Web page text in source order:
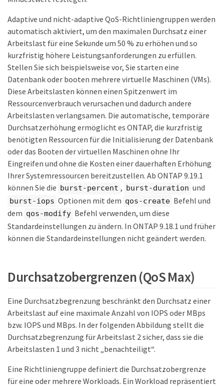
Adaptive und nicht-adaptive QoS-Richtliniengruppen werden
automatisch aktiviert, um den maximalen Durchsatz einer
Arbeitslast für eine Sekunde um 50 % zu erhöhen und so
kurzfristig höhere Leistungsanforderungen zu erfüllen.
Stellen Sie sich beispielsweise vor, Sie starten eine
Datenbank oder booten mehrere virtuelle Maschinen (VMs).
Diese Arbeitslasten können einen Spitzenwert im
Ressourcenverbrauch verursachen und dadurch andere
Arbeitslasten verlangsamen. Die automatische, temporäre
Durchsatzerhöhung ermöglicht es ONTAP, die kurzfristig
benötigten Ressourcen für die Initialisierung der Datenbank
oder das Booten der virtuellen Maschinen ohne Ihr
Eingreifen und ohne die Kosten einer dauerhaften Erhöhung
Ihrer Systemressourcen bereitzustellen. Ab ONTAP 9.19.1
können Sie die burst-percent , burst-duration und
burst-iops Optionen mit dem qos-create Befehl und
dem qos-modify Befehl verwenden, um diese
Standardeinstellungen zu ändern. In ONTAP 9.18.1 und früher
können die Standardeinstellungen nicht geändert werden.
Durchsatzobergrenzen (QoS Max)
Eine Durchsatzbegrenzung beschränkt den Durchsatz einer
Arbeitslast auf eine maximale Anzahl von IOPS oder MBps
bzw. IOPS und MBps. In der folgenden Abbildung stellt die
Durchsatzbegrenzung für Arbeitslast 2 sicher, dass sie die
Arbeitslasten 1 und 3 nicht „benachteiligt“.
Eine Richtliniengruppe definiert die Durchsatzobergrenze
für eine oder mehrere Workloads. Ein Workload repräsentiert